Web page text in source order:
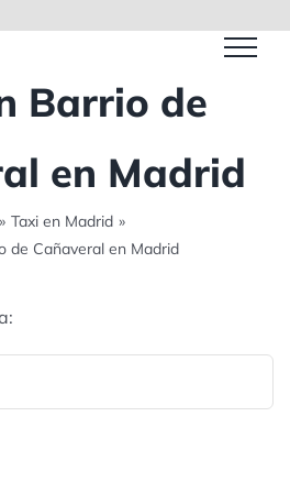
Barrio de
en Madrid
» Taxi en Madrid »
de Cañaveral en Madrid